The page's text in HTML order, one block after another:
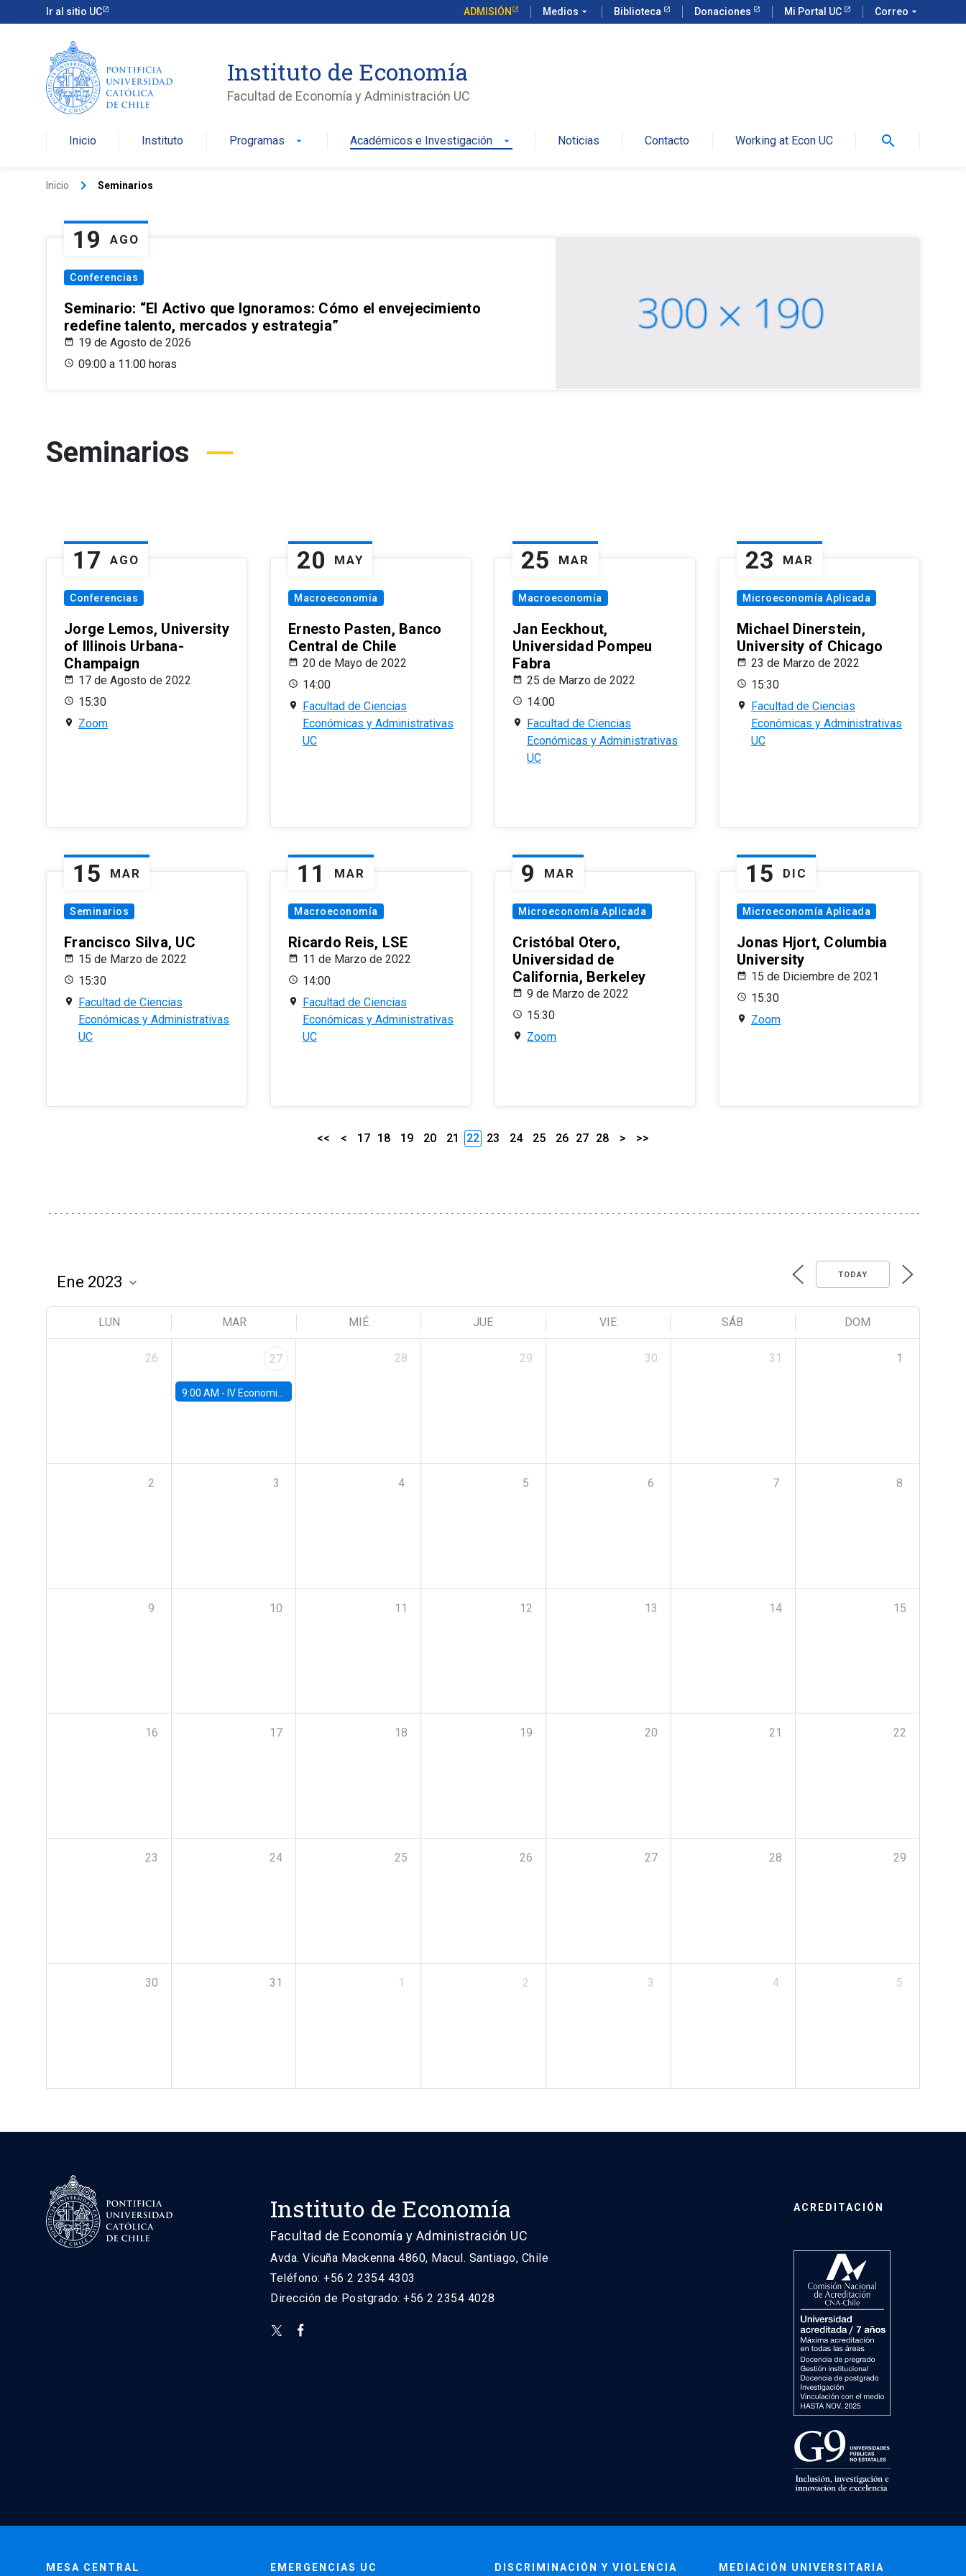
Ir al sitio UC ADMISIÓN Medios arrow_drop_down Biblioteca Donaciones Mi Portal UC Correo arrow_drop_down
Instituto de Economía
Facultad de Economía y Administración UC
Inicio Instituto Programas arrow_drop_down Académicos e Investigación arrow_drop_down Noticias Contacto Working at Econ UC search
Inicio keyboard_arrow_right Seminarios
19 AGO
Conferencias
Seminario: “El Activo que Ignoramos: Cómo el envejecimiento
redefine talento, mercados y estrategia”
19 de Agosto de 2026
09:00 a 11:00 horas
Seminarios
17 AGO
Conferencias
Jorge Lemos, University
of Illinois Urbana-
Champaign
17 de Agosto de 2022
15:30
Zoom
20 MAY
Macroeconomía
Ernesto Pasten, Banco
Central de Chile
20 de Mayo de 2022
14:00
Facultad de Ciencias
Económicas y Administrativas
UC
25 MAR
Macroeconomía
Jan Eeckhout,
Universidad Pompeu
Fabra
25 de Marzo de 2022
14:00
Facultad de Ciencias
Económicas y Administrativas
UC
23 MAR
Microeconomía Aplicada
Michael Dinerstein,
University of Chicago
23 de Marzo de 2022
15:30
Facultad de Ciencias
Económicas y Administrativas
UC
15 MAR
Seminarios
Francisco Silva, UC
15 de Marzo de 2022
15:30
Facultad de Ciencias
Económicas y Administrativas
UC
11 MAR
Macroeconomía
Ricardo Reis, LSE
11 de Marzo de 2022
14:00
Facultad de Ciencias
Económicas y Administrativas
UC
9 MAR
Microeconomía Aplicada
Cristóbal Otero,
Universidad de
California, Berkeley
9 de Marzo de 2022
15:30
Zoom
15 DIC
Microeconomía Aplicada
Jonas Hjort, Columbia
University
15 de Diciembre de 2021
15:30
Zoom
<< < 17 18 19 20 21 22 23 24 25 26 27 28 > >>
TODAY
LUN MAR MIÉ JUE VIE SÁB DOM
26 27
9:00 AM - IV Economics Alumni Workshop
28 29 30 31 1
2 3 4 5 6 7 8
9 10 11 12 13 14 15
16 17 18 19 20 21 22
23 24 25 26 27 28 29
30 31 1 2 3 4 5
Instituto de Economía
Facultad de Economía y Administración UC
Avda. Vicuña Mackenna 4860, Macul. Santiago, Chile
Teléfono: +56 2 2354 4303
Dirección de Postgrado: +56 2 2354 4028
ACREDITACIÓN
MESA CENTRAL EMERGENCIAS UC DISCRIMINACIÓN Y VIOLENCIA MEDIACIÓN UNIVERSITARIA